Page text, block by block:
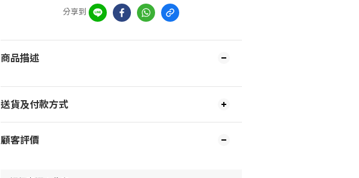
分享到
商品描述
送貨及付款方式
顧客評價